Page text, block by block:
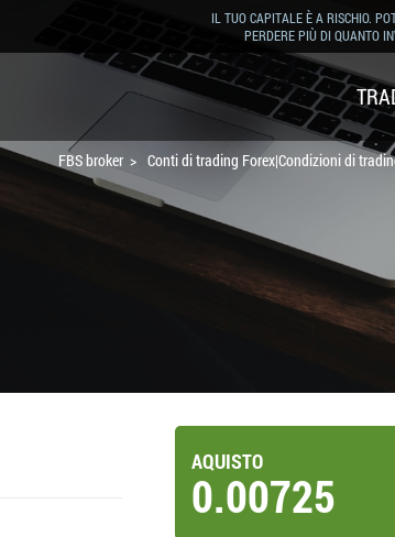
IL TUO CAPITALE È A RISCHIO.
PERDERE PIÙ DI QUANTO
FBS broker Conti di trading Forex|Condizioni di
AQUISTO
0.00725